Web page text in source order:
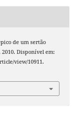
de um sertão
2010. Disponível em:
view/10911.